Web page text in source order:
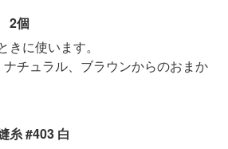
2個
に使います。
チュラル、ブラウンからのおまか
糸 #403 白